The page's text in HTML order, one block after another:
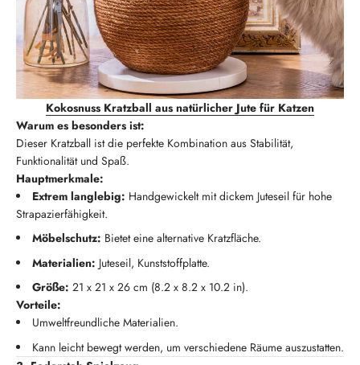
Kokosnuss Kratzball aus natürlicher Jute für Katzen
Warum es besonders ist:
Dieser Kratzball ist die perfekte Kombination aus Stabilität,
Funktionalität und Spaß.
Hauptmerkmale:
Extrem langlebig: Handgewickelt mit dickem Juteseil für hohe
Strapazierfähigkeit.
Möbelschutz: Bietet eine alternative Kratzfläche.
Materialien: Juteseil, Kunststoffplatte.
Größe: 21 x 21 x 26 cm (8.2 x 8.2 x 10.2 in).
Vorteile:
Umweltfreundliche Materialien.
Kann leicht bewegt werden, um verschiedene Räume auszustatten.